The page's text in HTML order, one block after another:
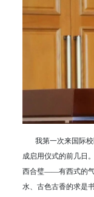
我第一次来国际校
成启用仪式的前几日
西合璧——有西式的气
水、古色古香的求是